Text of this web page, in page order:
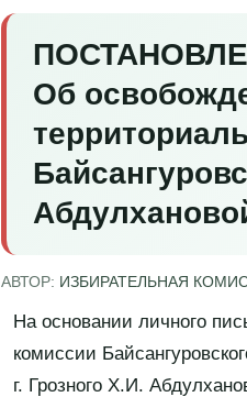
Об
АВТОР: ИЗБИРАТЕЛЬНАЯ
На основании личного
комиссии
г. Грозного Х.И.